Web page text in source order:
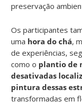
preservação
Os participantes
uma hora do chá,
de experiências,
como o plantio de
desativadas
pintura dessas
transformadas em